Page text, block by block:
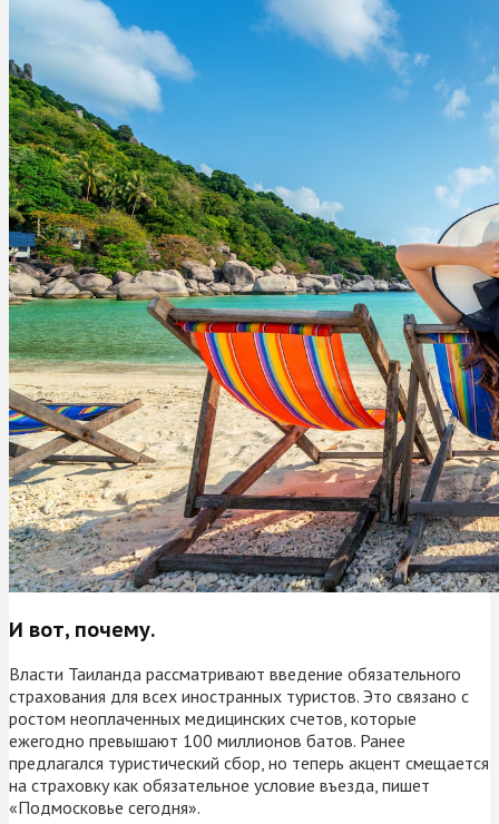
И вот, почему.
Власти Таиланда рассматривают введение обязательного
страхования для всех иностранных туристов. Это связано с
ростом неоплаченных медицинских счетов, которые
ежегодно превышают 100 миллионов батов. Ранее
предлагался туристический сбор, но теперь акцент смещается
на страховку как обязательное условие въезда, пишет
«Подмосковье сегодня».